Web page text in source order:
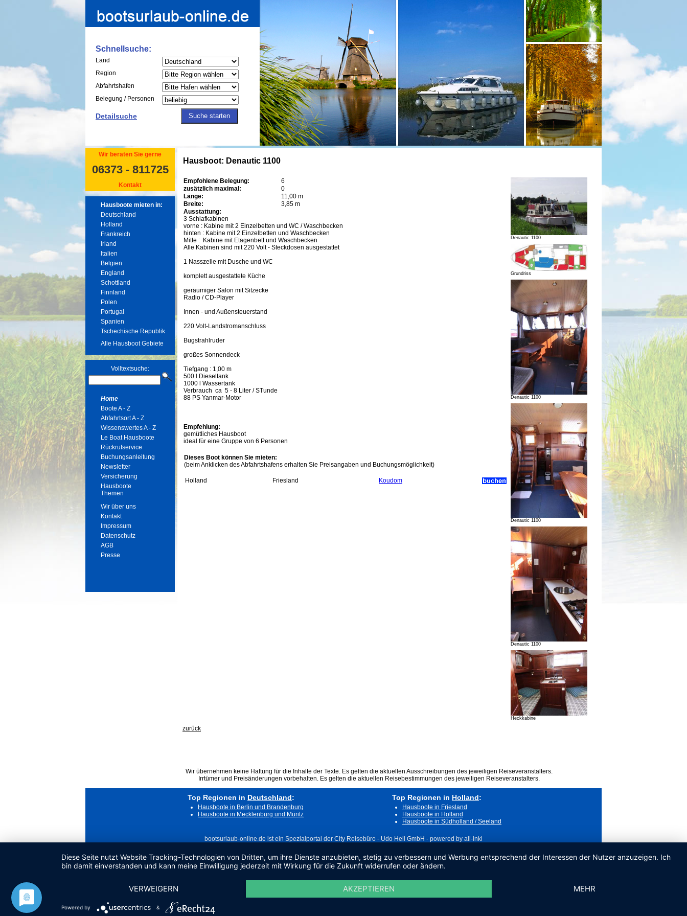
Schnellsuche:
Land
Region
Abfahrtshafen
Belegung / Personen
Detailsuche
Wir beraten Sie gerne
06373 - 811725
Kontakt
Hausboote mieten in:
Deutschland
Holland
Frankreich
Irland
Italien
Belgien
England
Schottland
Finnland
Polen
Portugal
Spanien
Tschechische Republik
Alle Hausboot Gebiete
Volltextsuche:
Home
Boote A - Z
Abfahrtsort A - Z
Wissenswertes A - Z
Le Boat Hausboote
Rückrufservice
Buchungsanleitung
Newsletter
Versicherung
Hausboote
Themen
Wir über uns
Kontakt
Impressum
Datenschutz
AGB
Presse
Hausboot: Denautic 1100
Empfohlene Belegung:
6
zusätzlich maximal:
0
Länge:
11,00 m
Breite:
3,85 m
Ausstattung:
3 Schlafkabinen
vorne : Kabine mit 2 Einzelbetten und WC / Waschbecken
hinten : Kabine mit 2 Einzelbetten und Waschbecken
Mitte : Kabine mit Etagenbett und Waschbecken
Alle Kabinen sind mit 220 Volt - Steckdosen ausgestattet
1 Nasszelle mit Dusche und WC
komplett ausgestattete Küche
geräumiger Salon mit Sitzecke
Radio / CD-Player
Innen - und Außensteuerstand
220 Volt-Landstromanschluss
Bugstrahlruder
großes Sonnendeck
Tiefgang : 1,00 m
500 l Dieseltank
1000 l Wassertank
Verbrauch ca 5 - 8 Liter / STunde
88 PS Yanmar-Motor
Empfehlung:
gemütliches Hausboot
ideal für eine Gruppe von 6 Personen
Dieses Boot können Sie mieten:
(beim Anklicken des Abfahrtshafens erhalten Sie Preisangaben und Buchungsmöglichkeit)
Holland Friesland Koudom
Denautic 1100
Grundriss
Denautic 1100
Denautic 1100
Denautic 1100
Heckkabine
zurück
Wir übernehmen keine Haftung für die Inhalte der Texte. Es gelten die aktuellen Ausschreibungen des jeweiligen Reiseveranstalters.
Irrtümer und Preisänderungen vorbehalten. Es gelten die aktuellen Reisebestimmungen des jeweiligen Reiseveranstalters.
Top Regionen in Deutschland:
Hausboote in Berlin und Brandenburg
Hausboote in Mecklenburg und Müritz
Top Regionen in Holland:
Hausboote in Friesland
Hausboote in Holland
Hausboote in Südholland / Seeland
bootsurlaub-online.de ist ein Spezialportal der City Reisebüro - Udo Hell GmbH - powered by all-inkl
Diese Seite nutzt Website Tracking-Technologien von Dritten, um ihre Dienste anzubieten, stetig zu verbessern und Werbung entsprechend der Interessen der Nutzer anzuzeigen. Ich
bin damit einverstanden und kann meine Einwilligung jederzeit mit Wirkung für die Zukunft widerrufen oder ändern.
VERWEIGERN AKZEPTIEREN MEHR
Powered by &